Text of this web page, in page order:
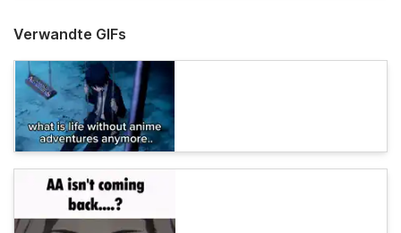
Verwandte GIFs